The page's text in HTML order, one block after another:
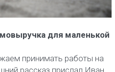
для маленькой
принимать работы на
рассказ прислал Иван